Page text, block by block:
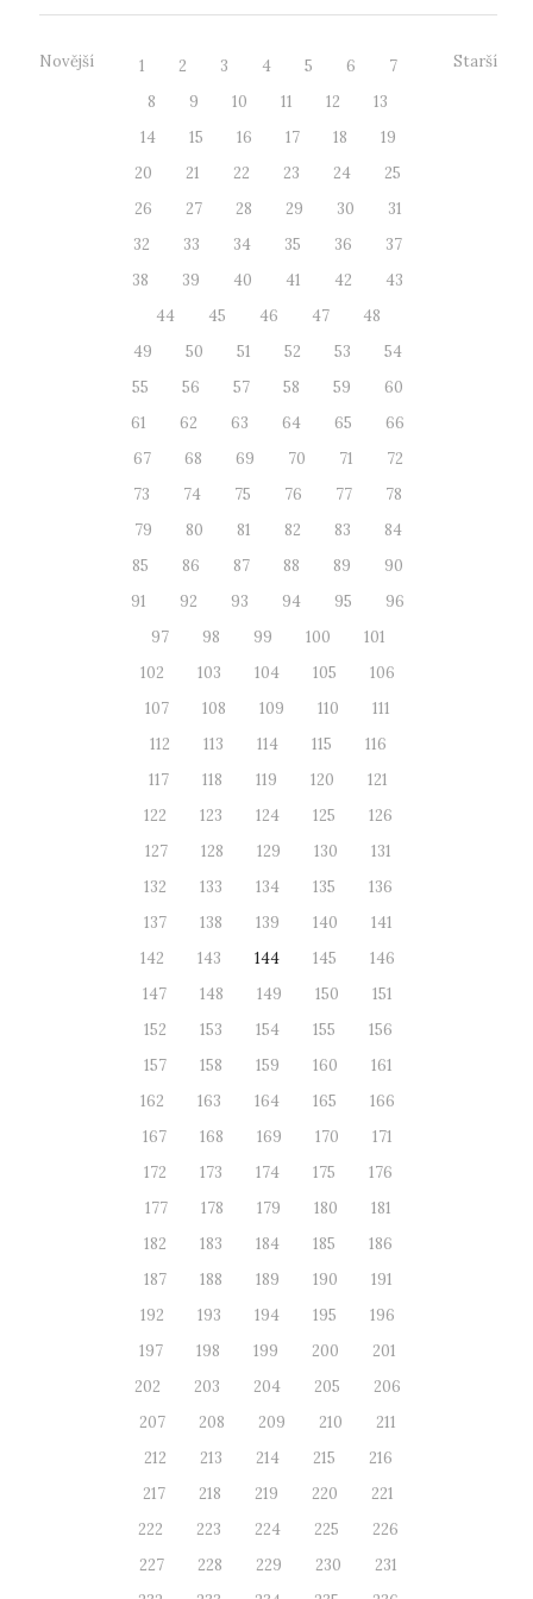
Novější 1 2 3 4 5 6
7
8
9 10 11 12
13
14
15 16 17 18
19
20
21 22 23 24
25
26
27 28 29 30
31
32
33 34 35 36
37
38
39 40 41 42
43
44
45 46 47
48
49
50 51 52 53
54
55
56 57 58 59
60
61
62 63 64 65
66
67
68 69 70 71
72
73
74 75 76 77
78
79
80 81 82 83
84
85
86 87 88 89
90
91
92 93 94 95
96
97
98 99 100
101
102
103 104 105
106
107
108 109 110
111
112
113 114 115
116
117
118 119 120
121
122
123 124 125
126
127
128 129 130
131
132
133 134 135
136
137
138 139 140
141
142
143 144 145
146
147
148 149 150
151
152
153 154 155
156
157
158 159 160
161
162
163 164 165
166
167
168 169 170
171
172
173 174 175
176
177
178 179 180
181
182
183 184 185
186
187
188 189 190
191
192
193 194 195
196
197
198 199 200
201
202
203 204 205
206
207
208 209 210
211
212
213 214 215
216
217
218 219 220
221
222
223 224 225
226
227
228 229 230
231
Starší